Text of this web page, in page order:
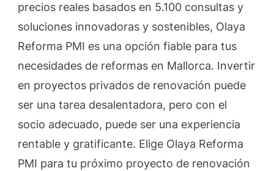
precios reales basados en 5.100 consultas y
soluciones innovadoras y sostenibles, Olaya
Reforma PMI es una opción fiable para tus
necesidades de reformas en Mallorca. Invertir
en proyectos privados de renovación puede
ser una tarea desalentadora, pero con el
socio adecuado, puede ser una experiencia
rentable y gratificante. Elige Olaya Reforma
PMI para tu próximo proyecto de renovación